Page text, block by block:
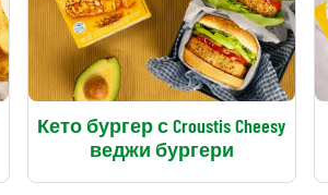
Кето бургер с Croustis Cheesy
веджи бургери